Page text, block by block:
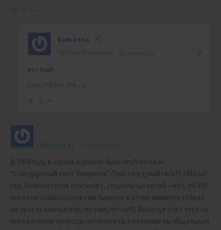
5
Rumanna
Rumanna
вот ещё
http://911tm.9bb.ru/
5
Mordecai
В 1950 году в одном журнале была опубликован
“Стандартный тест Тьюринга”. Просто вдумайтесь!!! 1950-ый
год. Компьютеров почти нет, социальных сетей – нет, об ИИ
никто не слышал (хотя сам Тьюринг к этому моменту собрал
не просто компьютер, но симулятор!!). Вкратце этот тест на
определение природы интеллекта, с которым ты общаешься